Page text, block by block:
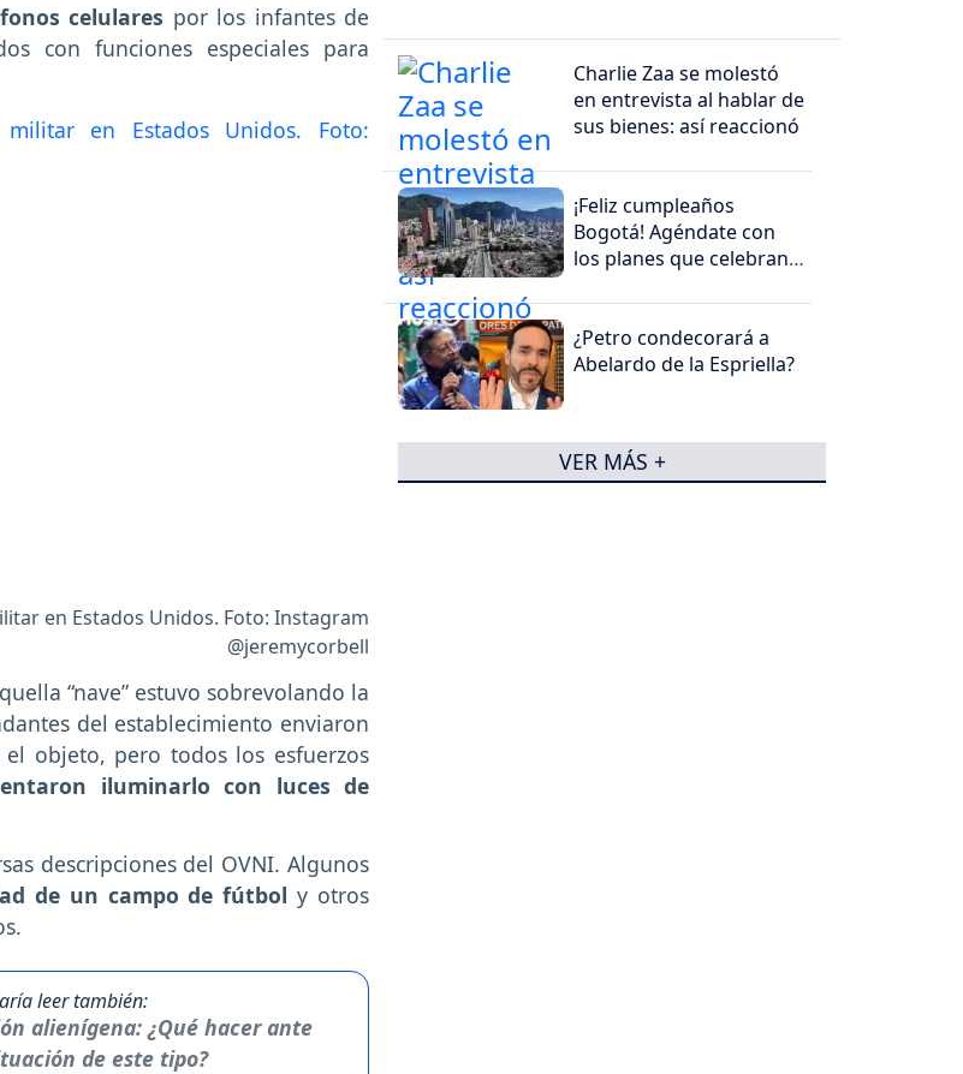
celulares por los infantes de
con funciones especiales para
en Estados Unidos. Foto: Instagram
@jeremycorbell
“nave” estuvo sobrevolando la
del establecimiento enviaron
objeto, pero todos los esfuerzos
iluminarlo con luces de
descripciones del OVNI. Algunos
de un campo de fútbol y otros
leer también:
alienígena: ¿Qué hacer ante
de este tipo?
Charlie Zaa se molestó
en entrevista al hablar de
sus bienes: así reaccionó
¡Feliz cumpleaños
Bogotá! Agéndate con
los planes que celebran
¿Petro condecorará a
Abelardo de la Espriella?
VER MÁS +